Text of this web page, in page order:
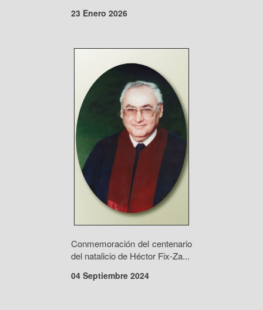
23 Enero 2026
Conmemoración del centenario
del natalicio de Héctor Fix-Za...
04 Septiembre 2024